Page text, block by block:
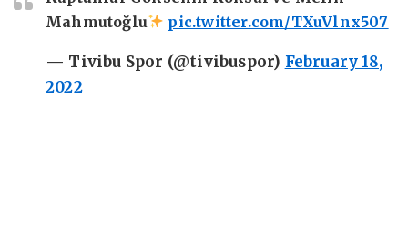
Mahmutoğlu
pic.twitter.com/TXuVlnx507
— Tivibu Spor (@tivibuspor) February 18,
2022